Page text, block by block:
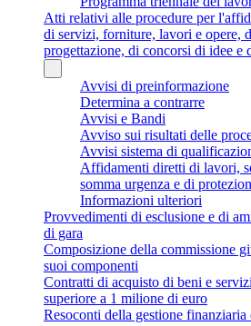
Atti relativi alle procedure per
di servizi, forniture, lavori e opere,
progettazione, di concorsi di idee e
Avvisi di preinformazione
Determina a contrarre
Avvisi e Bandi
Avviso sui risultati delle
Avvisi sistema di
Affidamenti diretti di lavori,
somma urgenza e di
Informazioni ulteriori
Provvedimenti di esclusione e di
di gara
Composizione della commissione
suoi componenti
Contratti di acquisto di beni e
superiore a 1 milione di euro
Resoconti della gestione